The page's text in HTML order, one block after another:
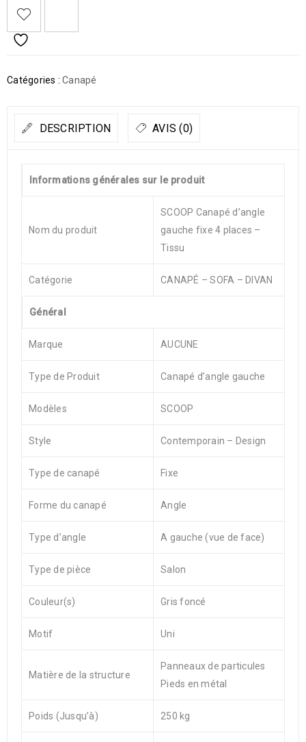
Catégories : Canapé
DESCRIPTION AVIS (0)
Informations générales sur le produit
Nom du produit
SCOOP Canapé d’angle
gauche fixe 4 places –
Tissu
Catégorie CANAPÉ – SOFA – DIVAN
Général
Marque AUCUNE
Type de Produit Canapé d’angle gauche
Modèles SCOOP
Style Contemporain – Design
Type de canapé Fixe
Forme du canapé Angle
Type d’angle A gauche (vue de face)
Type de pièce Salon
Couleur(s) Gris foncé
Motif Uni
Matière de la structure
Panneaux de particules
Pieds en métal
Poids (Jusqu’à) 250 kg